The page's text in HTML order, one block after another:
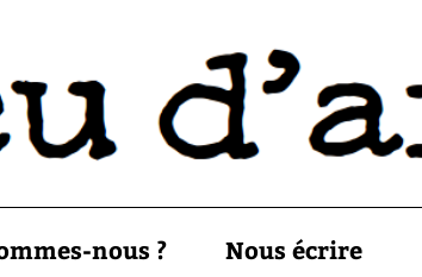
nous ? Nous écrire